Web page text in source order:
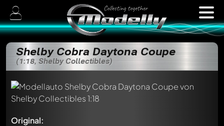
Shelby Cobra Daytona Coupe
(1:18, Shelby Collectibles)
Original: